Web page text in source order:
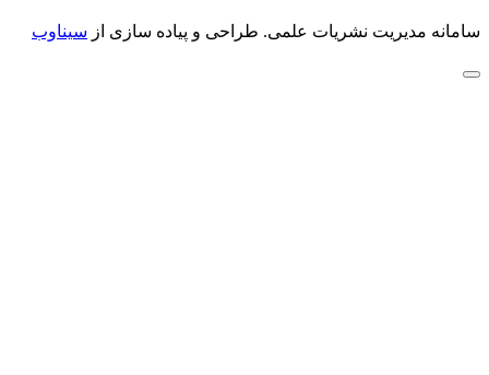
سامانه مدیریت نشریات علمی. طراحی و پیاده سازی از سیناوب